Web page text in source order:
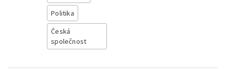
Politika
Česká
společnost